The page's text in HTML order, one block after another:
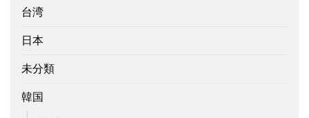
台湾
日本
未分類
韓国